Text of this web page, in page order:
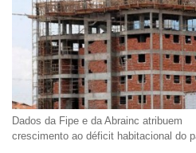
Dados da Fipe e da Abrainc atribuem
crescimento ao déficit habitacional do